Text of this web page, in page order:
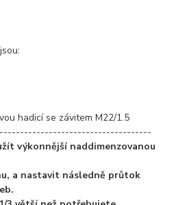
hadicí se závitem M22/1.5
výkonnější naddimenzovanou
a nastavit následně průtok